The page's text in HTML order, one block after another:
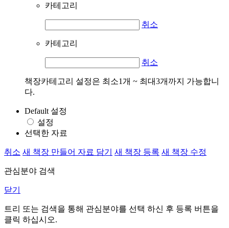
카테고리
취소
카테고리
취소
책장카테고리 설정은 최소1개 ~ 최대3개까지 가능합니
다.
Default 설정
설정
선택한 자료
취소 새 책장 만들어 자료 담기 새 책장 등록 새 책장 수정
관심분야 검색
닫기
트리 또는 검색을 통해 관심분야를 선택 하신 후 등록 버튼을
클릭 하십시오.